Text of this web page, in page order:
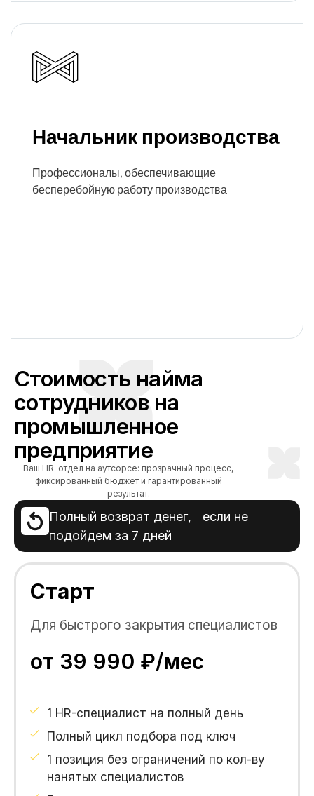
Начальник производства
Профессионалы, обеспечивающие
бесперебойную работу производства
Стоимость найма
сотрудников на
промышленное
предприятие
Полный возврат денег, если не
подойдем за 7 дней
Ваш HR-отдел на аутсорсе: прозрачный процесс,
фиксированный бюджет и гарантированный
результат.
Старт
Для быстрого закрытия специалистов
от 39 990 ₽/мес
1 HR-специалист на полный день
Полный цикл подбора под ключ
1 позиция без ограничений по кол-ву
нанятых специалистов